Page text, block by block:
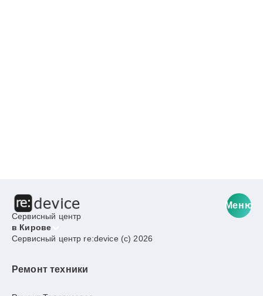
Сервисный центр
в Кирове
Меню
Сервисный центр re:device (c) 2026
Ремонт техники